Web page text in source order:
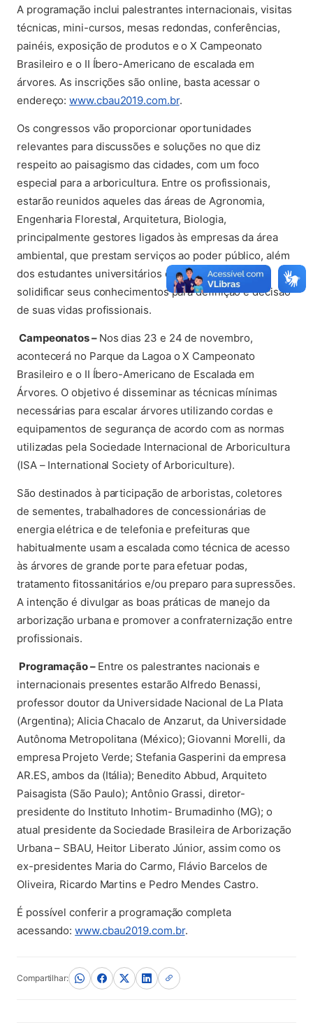
A programação inclui palestrantes internacionais, visitas
técnicas, mini-cursos, mesas redondas, conferências,
painéis, exposição de produtos e o X Campeonato
Brasileiro e o II Íbero-Americano de escalada em
árvores. As inscrições são online, basta acessar o
endereço:www.cbau2019.com.br(abre em nova aba)
.
Os congressos vão proporcionar oportunidades
relevantes para discussões e soluções no que diz
respeito ao paisagismo das cidades, com um foco
especial para a arboricultura. Entre os profissionais,
estarão reunidos aqueles das áreas de Agronomia,
Engenharia Florestal, Arquitetura, Biologia,
principalmente gestores ligados às empresas da área
ambiental, que prestam serviços ao poder público, além
dos estudantes universitários que estão em fase de
solidificar seus conhecimentos para definição e decisão
de suas vidas profissionais.
Campeonatos – Nos dias 23 e 24 de novembro,
acontecerá no Parque da Lagoa o X Campeonato
Brasileiro e o II Íbero-Americano de Escalada em
Árvores. O objetivo é disseminar as técnicas mínimas
necessárias para escalar árvores utilizando cordas e
equipamentos de segurança de acordo com as normas
utilizadas pela Sociedade Internacional de Arboricultura
(ISA – International Society of Arboriculture).
São destinados à participação de arboristas, coletores
de sementes, trabalhadores de concessionárias de
energia elétrica e de telefonia e prefeituras que
habitualmente usam a escalada como técnica de acesso
às árvores de grande porte para efetuar podas,
tratamento fitossanitários e/ou preparo para supressões.
A intenção é divulgar as boas práticas de manejo da
arborização urbana e promover a confraternização entre
profissionais.
Programação – Entre os palestrantes nacionais e
internacionais presentes estarão Alfredo Benassi,
professor doutor da Universidade Nacional de La Plata
(Argentina); Alicia Chacalo de Anzarut, da Universidade
Autônoma Metropolitana (México); Giovanni Morelli, da
empresa Projeto Verde; Stefania Gasperini da empresa
AR.ES, ambos da (Itália); Benedito Abbud, Arquiteto
Paisagista (São Paulo); Antônio Grassi, diretor-
presidente do Instituto Inhotim- Brumadinho (MG); o
atual presidente da Sociedade Brasileira de Arborização
Urbana – SBAU, Heitor Liberato Júnior, assim como os
ex-presidentes Maria do Carmo, Flávio Barcelos de
Oliveira, Ricardo Martins e Pedro Mendes Castro.
É possível conferir a programação completa
acessando:www.cbau2019.com.br(abre em nova aba)
.
Compartilhar: